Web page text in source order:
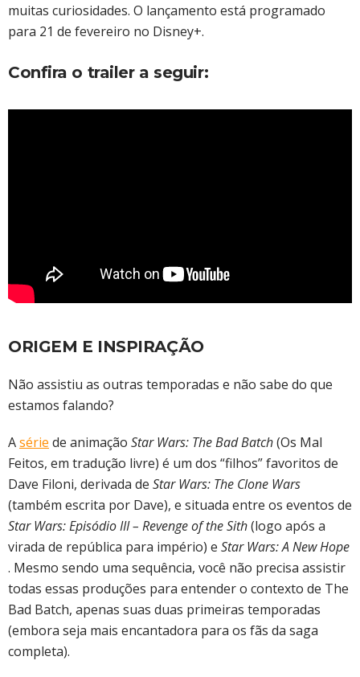
muitas curiosidades. O lançamento está programado
para 21 de fevereiro no Disney+.
Confira o trailer a seguir:
ORIGEM E INSPIRAÇÃO
Não assistiu as outras temporadas e não sabe do que
estamos falando?
Asérie de animação Star Wars: The Bad Batch(Os Mal
Feitos, em tradução livre) é um dos “filhos” favoritos de
Dave Filoni, derivada de Star Wars: The Clone Wars
(também escrita por Dave), e situada entre os eventos de
Star Wars:Episódio III – Revenge of the Sith(logo após a
virada de república para império) e Star Wars: A New Hope
. Mesmo sendo uma sequência, você não precisa assistir
todas essas produções para entender o contexto de The
Bad Batch, apenas suas duas primeiras temporadas
(embora seja mais encantadora para os fãs da saga
completa).